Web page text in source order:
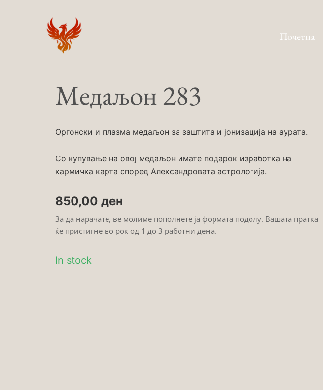
Почетна
Медаљон 283
Оргонски и плазма медаљон за заштита и јонизација на аурата.
Со купување на овој медаљон имате подарок изработка на
кармичка карта според Александровата астрологија.
850,00 ден
За да нарачате, ве молиме пополнете ја формата подолу. Вашата пратка
ќе пристигне во рок од 1 до 3 работни дена.
In stock